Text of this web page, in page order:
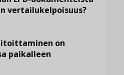
vertailukelpoisuus?
on
paikalleen